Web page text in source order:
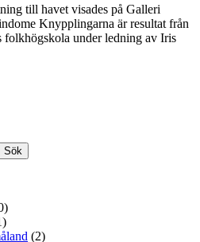
till havet visades på Galleri
Knypplingarna är resultat från
folkhögskola under ledning av Iris
Sök
(2)